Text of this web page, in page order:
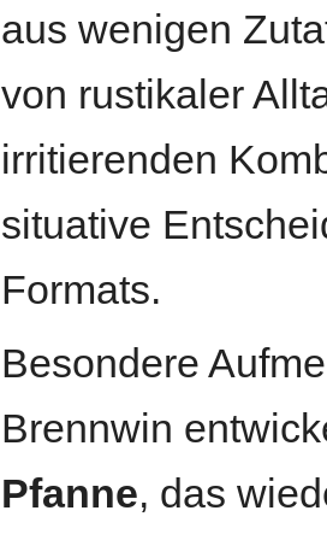
aus wenigen
von rustikaler
irritierenden
situative
Formats.
Besondere
Brennwin
Pfanne, das